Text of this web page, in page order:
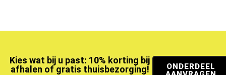
Kies wat bij u past: 10% korting bij
afhalen of gratis thuisbezorging!
ONDERDEEL